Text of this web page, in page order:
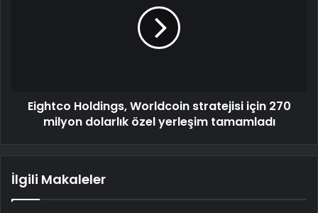
Eightco Holdings, Worldcoin stratejisi için 270
milyon dolarlık özel yerleşim tamamladı
İlgili Makaleler